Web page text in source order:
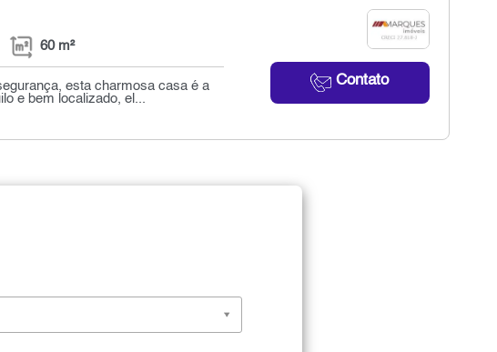
Contato
60 m²
esta charmosa casa é a
e bem localizado, el...